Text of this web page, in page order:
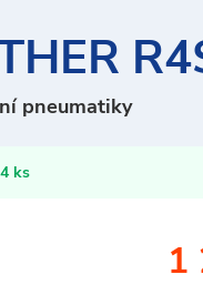
pneumatiky
ks
1